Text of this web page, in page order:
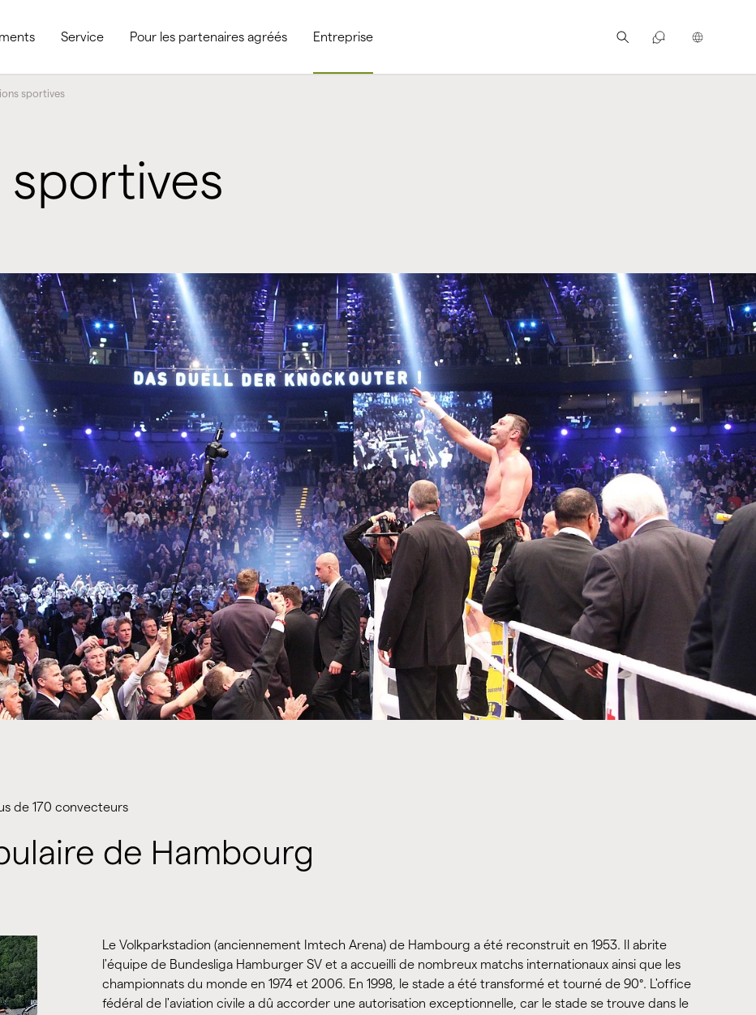
Service Pour les partenaires agréés Entreprise
sportives
sportives
de 170 convecteurs
de Hambourg
Le Volkparkstadion (anciennement Imtech Arena) de Hambourg a été reconstruit en 1953. Il abrite
l'équipe de Bundesliga Hamburger SV et a accueilli de nombreux matchs internationaux ainsi que les
championnats du monde en 1974 et 2006. En 1998, le stade a été transformé et tourné de 90°. L'office
fédéral de l'aviation civile a dû accorder une autorisation exceptionnelle, car le stade se trouve dans le